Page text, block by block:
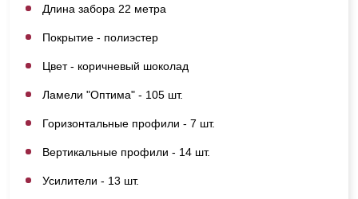
Длина забора 22 метра
Покрытие - полиэстер
Цвет - коричневый шоколад
Ламели "Оптима" - 105 шт.
Горизонтальные профили - 7 шт.
Вертикальные профили - 14 шт.
Усилители - 13 шт.